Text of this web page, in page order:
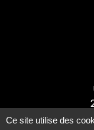
Ce site utilise des